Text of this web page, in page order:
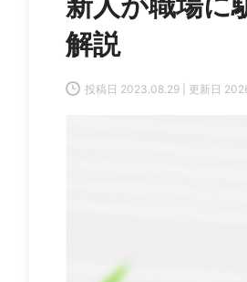
解説
投稿日 2023.08.29 | 更新日